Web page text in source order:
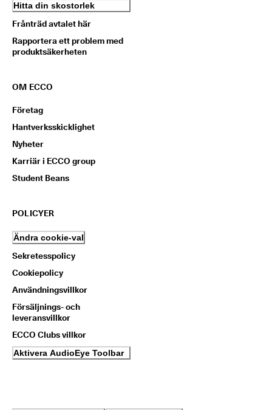
Hitta din skostorlek
Frånträd avtalet här
Rapportera ett problem med
produktsäkerheten
OM ECCO
Företag
Hantverksskicklighet
Nyheter
Karriär i ECCO group
Student Beans
POLICYER
Ändra cookie-val
Sekretesspolicy
Cookiepolicy
Användningsvillkor
Försäljnings- och
leveransvillkor
ECCO Clubs villkor
Aktivera AudioEye Toolbar